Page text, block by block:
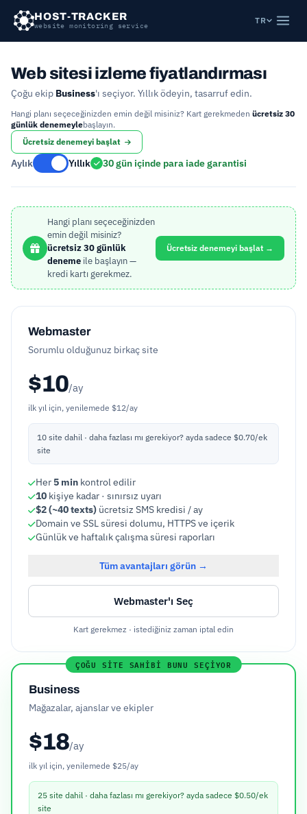
HOST-TRACKER
website monitoring service
TR
Web sitesi izleme fiyatlandırması
Çoğu ekip Business'ı seçiyor. Yıllık ödeyin, tasarruf edin.
Hangi planı seçeceğinizden emin değil misiniz? Kart gerekmeden ücretsiz 30
günlük denemeylebaşlayın.
Ücretsiz denemeyi başlat
Aylık Yıllık 30 gün içinde para iade garantisi
Hangi planı seçeceğinizden
emin değil misiniz?
ücretsiz 30 günlük
deneme ile başlayın —
kredi kartı gerekmez.
Ücretsiz denemeyi başlat →
İzleme planları
Webmaster
Sorumlu olduğunuz birkaç site
$10/ay
ilk yıl için, yenilemede $12/ay
10 site dahil · daha fazlası mı gerekiyor? ayda sadece $0.70/ek
site
Her 5 min kontrol edilir
10 kişiye kadar · sınırsız uyarı
$2 (~40 texts) ücretsiz SMS kredisi / ay
Domain ve SSL süresi dolumu, HTTPS ve içerik
Günlük ve haftalık çalışma süresi raporları
Tüm avantajları görün →
Webmaster'ı Seç
Kart gerekmez · istediğiniz zaman iptal edin
ÇOĞU SITE SAHIBI BUNU SEÇIYOR
Business
Mağazalar, ajanslar ve ekipler
$18/ay
ilk yıl için, yenilemede $25/ay
25 site dahil · daha fazlası mı gerekiyor? ayda sadece $0.50/ek
site